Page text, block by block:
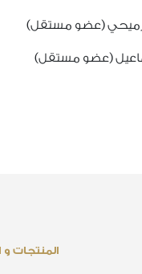
(عضو مستقل)
(عضو مستقل)
المنتجات